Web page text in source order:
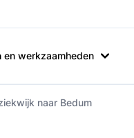
en werkzaamheden
naar Bedum